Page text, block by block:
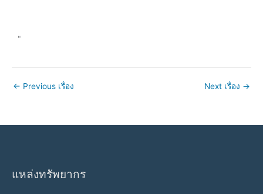
"
← Previous เรื่อง Next เรื่อง →
แหล่งทรัพยากร